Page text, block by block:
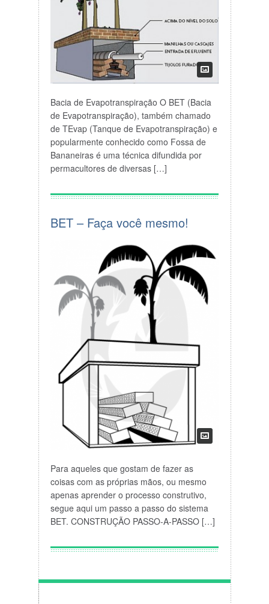
Bacia de Evapotranspiração O BET (Bacia
de Evapotranspiração), também chamado
de TEvap (Tanque de Evapotranspiração) e
popularmente conhecido como Fossa de
Bananeiras é uma técnica difundida por
permacultores de diversas […]
BET – Faça você mesmo!
Para aqueles que gostam de fazer as
coisas com as próprias mãos, ou mesmo
apenas aprender o processo construtivo,
segue aqui um passo a passo do sistema
BET. CONSTRUÇÃO PASSO-A-PASSO […]